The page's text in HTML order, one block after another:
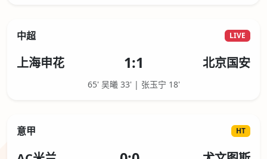
中超 LIVE
上海申花 1:1 北京国安
65' 吴曦 33' | 张玉宁 18'
意甲 HT